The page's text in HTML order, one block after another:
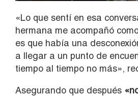
«Lo que sentí en esa
hermana me acompañó
es que había una
a llegar a un punto de
tiempo al tiempo no más»,
Asegurando que después